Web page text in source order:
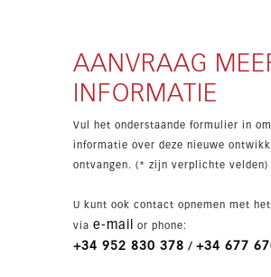
AANVRAAG
INFORMATIE
Vul het onderstaande formulier in
informatie over deze nieuwe
ontvangen. (* zijn verplichte velden)
U kunt ook contact opnemen met
via e-mail or phone:
+34 952 830 378 / +34 677